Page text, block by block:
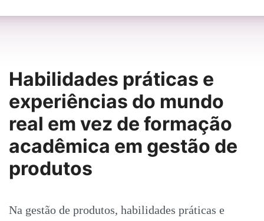
Habilidades práticas e
experiências do mundo
real em vez de formação
acadêmica em gestão de
produtos
Na gestão de produtos, habilidades práticas e